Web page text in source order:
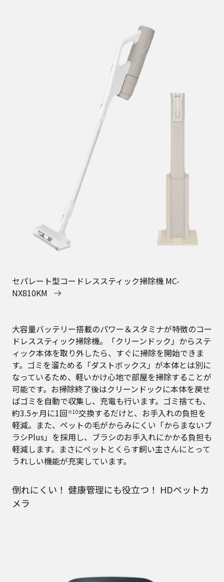
セパレート型コードレススティック掃除機 MC-
NX810KM
大容量バッテリー搭載のパワー＆スタミナが特徴のコー
ドレススティック掃除機。「クリーンドック」からステ
ィック本体を取り外したら、すぐに掃除を開始できま
す。ゴミを溜ためる「ダストボックス」が本体とは別に
なっているため、軽いかけ心地で部屋を掃除することが
可能です。お掃除終了後はクリーンドックに本体を戻せ
ばゴミを自動で収集し、充電も行います。ゴミ捨ても、
約3.5ヶ月に1回※10交換するだけと、お手入れの負担を
軽減。また、ペットの毛がからみにくい「からまないブ
ラシPlus」を採用し、ブラシのお手入れにかかる負担も
軽減します。まさにペットとくらす飼い主さんにとって
うれしい機能が充実しています。
倒れにくい！ 健康管理にも役立つ！ HDペットカ
メラ